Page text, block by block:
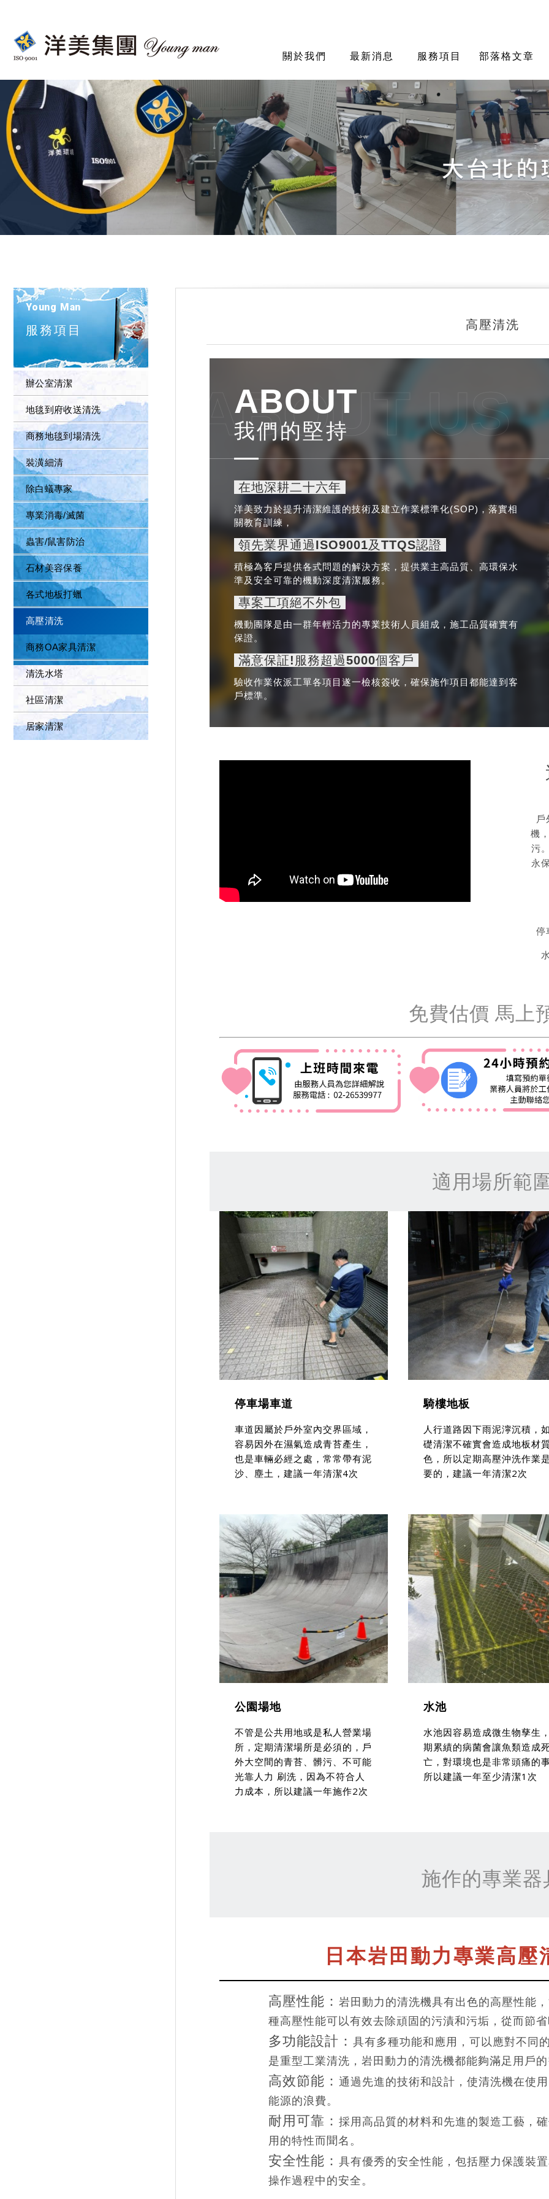
關於我們 最新消息 服務項目 部落格文章
Young Man
服務項目
辦公室清潔
地毯到府收送清洗
商務地毯到場清洗
裝潢細清
除白蟻專家
專業消毒/滅菌
蟲害/鼠害防治
石材美容保養
各式地板打蠟
高壓清洗
商務OA家具清潔
清洗水塔
社區清潔
居家清潔
高壓清洗
ABOUT
我們的堅持
ABOUT US
在地深耕二十六年
洋美致力於提升清潔維護的技術及建立作業標準化(SOP)，落實相
關教育訓練，
領先業界通過ISO9001及TTQS認證
積極為客戶提供各式問題的解決方案，提供業主高品質、高環保水
準及安全可靠的機動深度清潔服務。
專案工項絕不外包
機動團隊是由一群年輕活力的專業技術人員組成，施工品質確實有
保證。
滿意保証!服務超過5000個客戶
驗收作業依派工單各項目遂一檢核簽收，確保施作項目都能達到客
戶標準。
戶
機
污
永
停
免費估價 馬上
適用場所範
停車場車道
車道因屬於戶外室內交界區域，
容易因外在濕氣造成青苔產生，
也是車輛必經之處，常常帶有泥
沙、塵土，建議一年清潔4次
騎樓地板
人行道路因下雨泥濘沉積，
礎清潔不確實會造成地板材
色，所以定期高壓沖洗作業
要的，建議一年清潔2次
公園場地
不管是公共用地或是私人營業場
所，定期清潔場所是必須的，戶
外大空間的青苔、髒污、不可能
光靠人力 刷洗，因為不符合人
力成本，所以建議一年施作2次
水池
水池因容易造成微生物孳生
期累績的病菌會讓魚類造成
亡，對環境也是非常頭痛的
所以建議一年至少清潔1次
施作的專業器
日本岩田動力專業高
高壓性能： 岩田動力的清洗機具有出色的高壓性能
種高壓性能可以有效去除頑固的污漬和污垢，從而節
多功能設計： 具有多種功能和應用，可以應對不同
是重型工業清洗，岩田動力的清洗機都能夠滿足用戶
高效節能： 通過先進的技術和設計，使清洗機在使
能源的浪費。
耐用可靠： 採用高品質的材料和先進的製造工藝，
用的特性而聞名。
安全性能： 具有優秀的安全性能，包括壓力保護裝
操作過程中的安全。